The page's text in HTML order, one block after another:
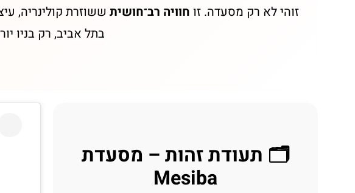
זוהי לא רק מסעדה. זו חוויה רב־חושיתששוזרת קולינריה,
בתל אביב, רק בניו
🗂️ תעודת זהות – מסעדת
Mesiba